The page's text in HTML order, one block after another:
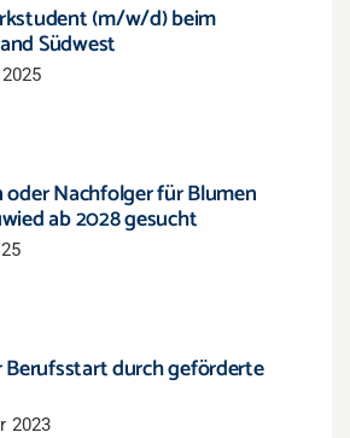
(m/w/d) beim
Südwest
Nachfolger für Blumen
ab 2028 gesucht
Berufsstart durch geförderte
2023